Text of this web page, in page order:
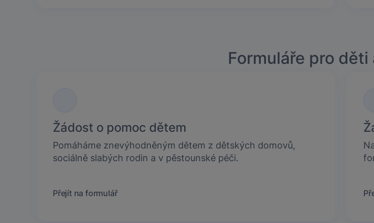
Formuláře pro
Žádost o pomoc dětem
Pomáháme znevýhodněným dětem z dětských domovů,
sociálně slabých rodin a v pěstounské péči.
Přejít na formulář